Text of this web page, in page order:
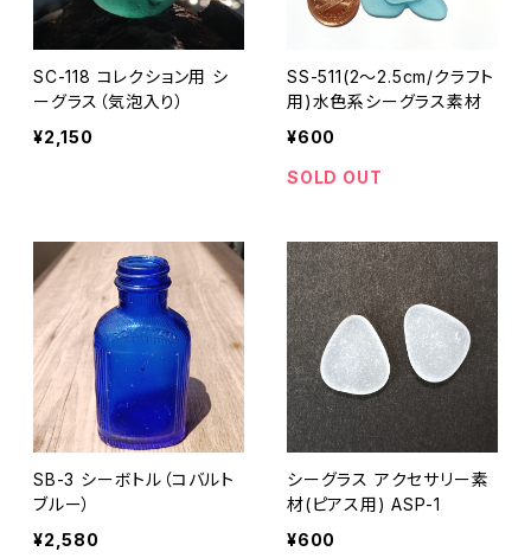
SC-118 コレクション用 シ
ーグラス（気泡入り）
¥2,150
SS-511(2～2.5cm/クラフト
用)水色系シーグラス素材
¥600
SOLD OUT
SB-3 シーボトル（コバルト
ブルー）
¥2,580
シーグラス アクセサリー素
材(ピアス用) ASP-1
¥600